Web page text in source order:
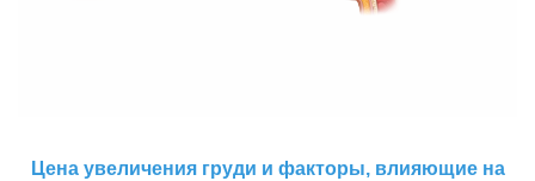
Цена увеличения груди и факторы, влияющие на